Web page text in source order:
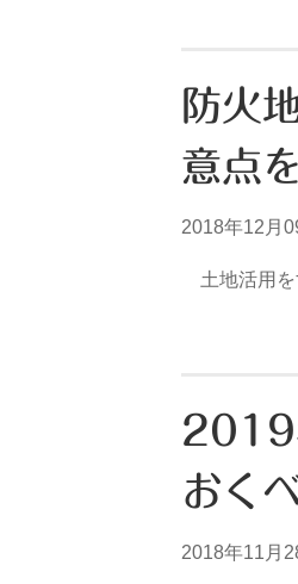
防火
意点
2018年12月
土地活用を
2019
おく
2018年11月